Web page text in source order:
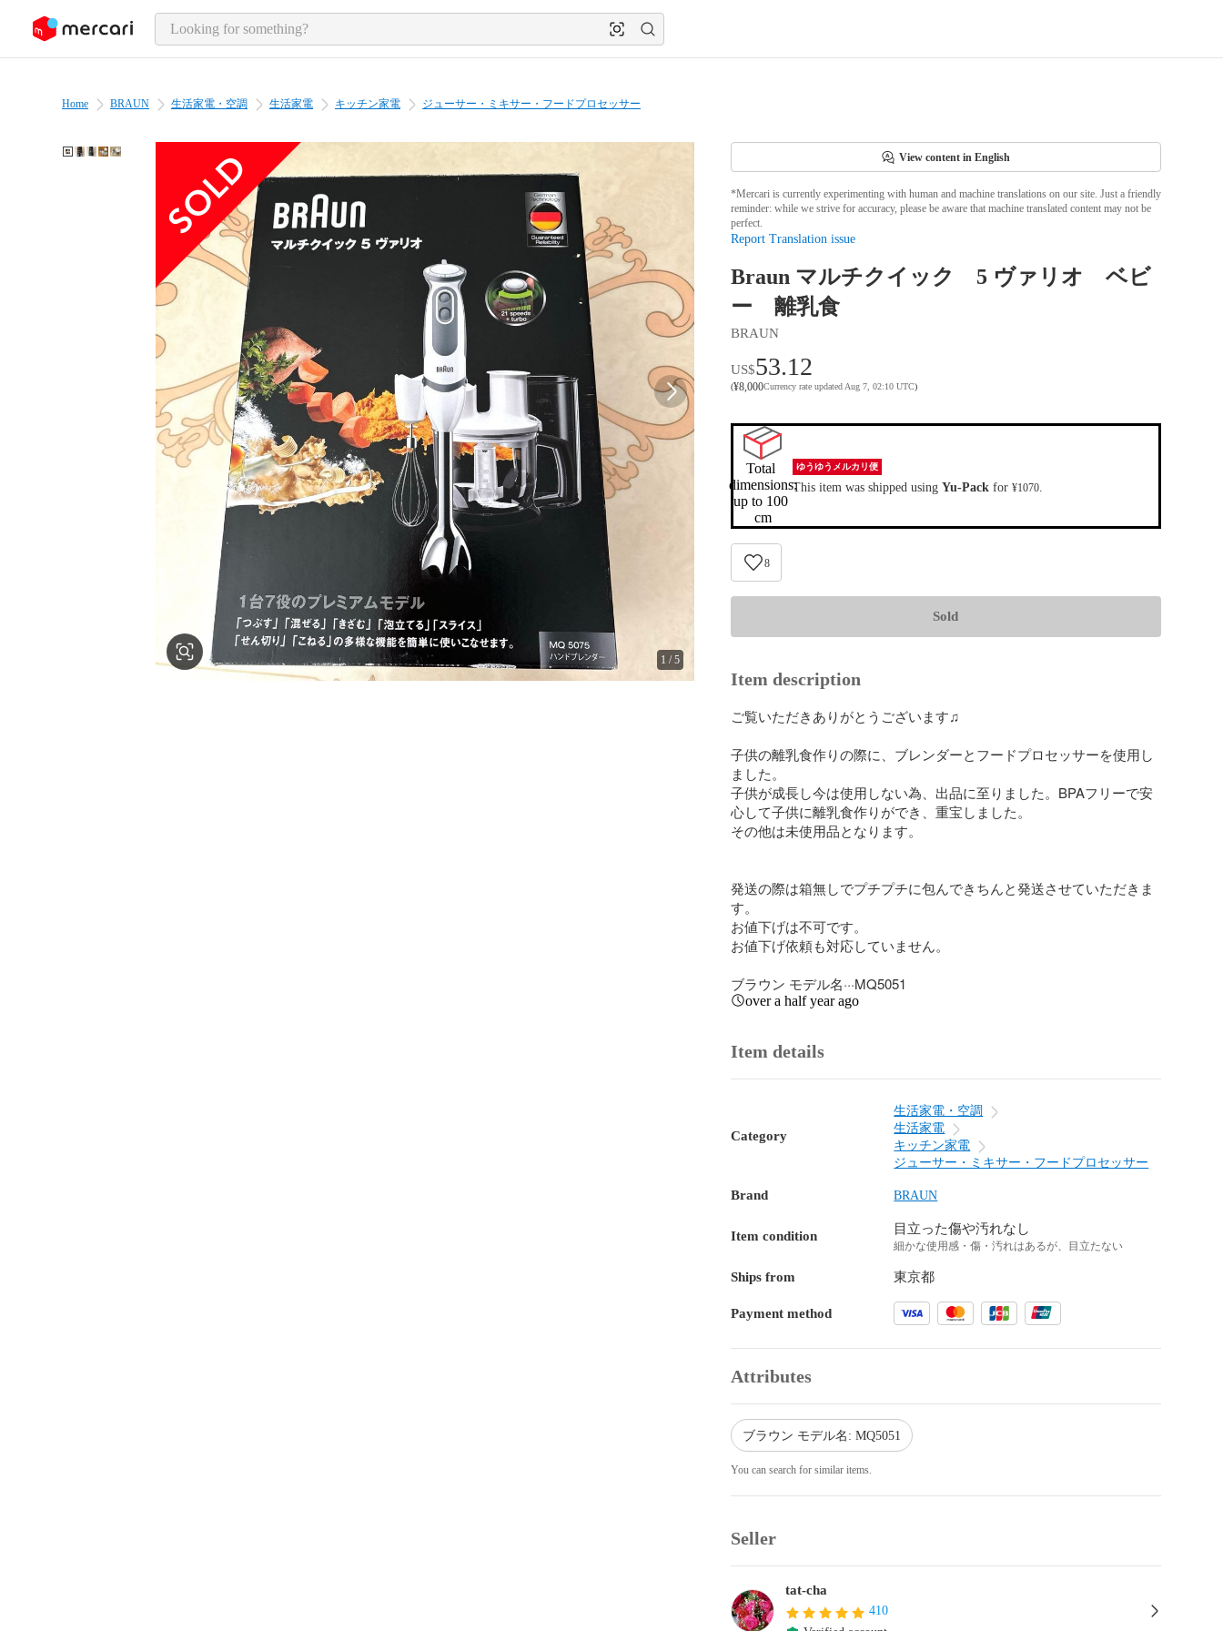
page content
Home BRAUN 生活家電・空調 生活家電 キッチン家電 ジューサー・ミキサー・フードプロセッサー
1 /5
View content in English
*Mercari is currently experimenting with human and machine translations on our site. Just a friendly
reminder: while we strive for accuracy, please be aware that machine translated content may not be
perfect.
Report Translation issue
Braun マルチクイック 5 ヴァリオ ベビ
ー 離乳食
BRAUN
US$53.12
(¥8,000Currency rate updated Aug 7, 02:10 UTC)
Total
dimensions:
up to 100
cm
ゆうゆうメルカリ便
This item was shipped using Yu-Packfor ¥1070.
8
Sold
Item description
ご覧いただきありがとうございます♫
子供の離乳食作りの際に、ブレンダーとフードプロセッサーを使用し
ました。
子供が成長し今は使用しない為、出品に至りました。BPAフリーで安
心して子供に離乳食作りができ、重宝しました。
その他は未使用品となります。
発送の際は箱無しでプチプチに包んできちんと発送させていただきま
す。
お値下げは不可です。
お値下げ依頼も対応していません。
ブラウン モデル名···MQ5051
over a half year ago
Item details
Category
生活家電・空調
生活家電
キッチン家電
ジューサー・ミキサー・フードプロセッサー
Brand BRAUN
Item condition 目立った傷や汚れなし
細かな使用感・傷・汚れはあるが、目立たない
Ships from 東京都
Payment method
Attributes
ブラウン モデル名: MQ5051
You can search for similar items.
Seller
tat-cha
410